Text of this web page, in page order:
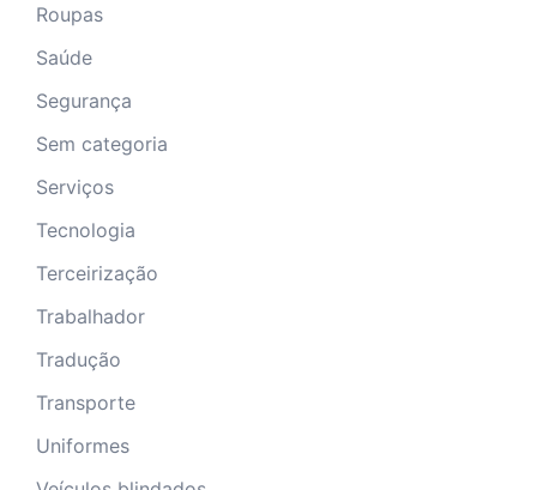
Roupas
Saúde
Segurança
Sem categoria
Serviços
Tecnologia
Terceirização
Trabalhador
Tradução
Transporte
Uniformes